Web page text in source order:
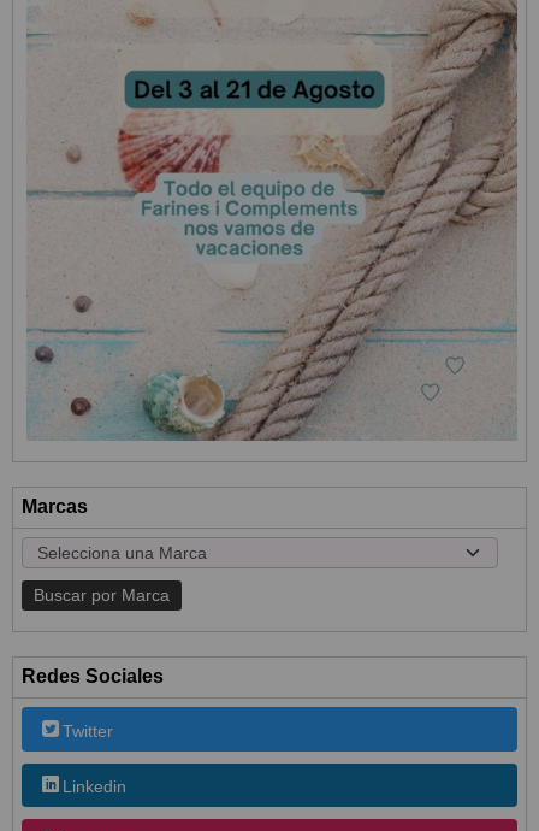
Marcas
Redes Sociales
Twitter
Linkedin